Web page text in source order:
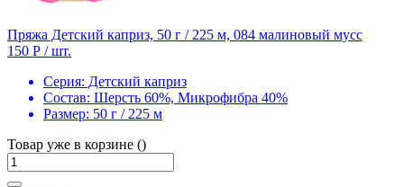
Пряжа Детский каприз, 50 г / 225 м, 084 малиновый мусс
150 Р / шт.
Серия: Детский каприз
Состав: Шерсть 60%, Микрофибра 40%
Размер: 50 г / 225 м
Товар уже в корзине ()